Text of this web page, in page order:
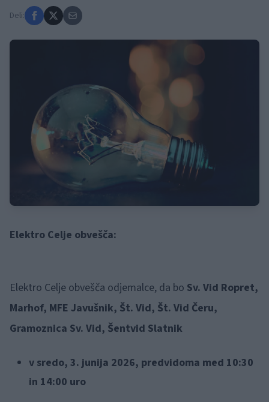
Deli:
Elektro Celje obvešča:
Elektro Celje obvešča odjemalce, da bo Sv. Vid Ropret,
Marhof, MFE Javušnik, Št. Vid, Št. Vid Čeru,
Gramoznica Sv. Vid, Šentvid Slatnik
v sredo, 3. junija 2026, predvidoma med 10:30
in 14:00 uro